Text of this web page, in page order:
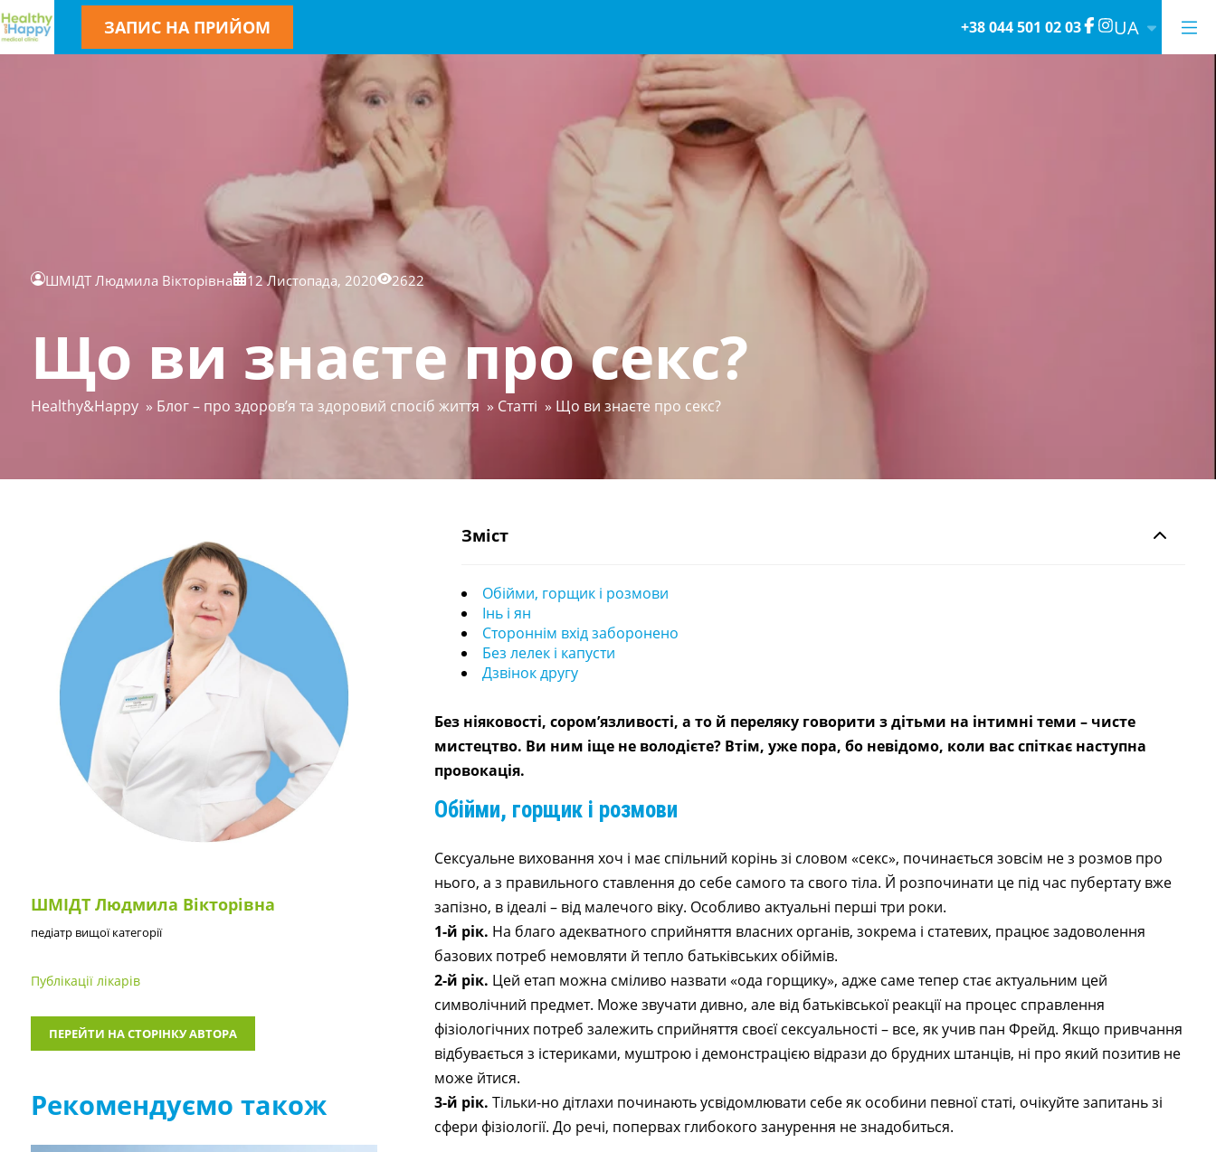
ЗАПИС НА ПРИЙОМ +38 044 501 02 03 UA
ШМІДТ Людмила Вікторівна 12 Листопада, 2020 2622
Що ви знаєте про секс?
Healthy&Happy » Блог – про здоров’я та здоровий спосіб життя » Статті » Що ви знаєте про секс?
ШМІДТ Людмила Вікторівна
педіатр вищої категорії
Публікації лікарів
ПЕРЕЙТИ НА СТОРІНКУ АВТОРА
Рекомендуємо також
Зміст
Обійми, горщик і розмови
Інь і ян
Стороннім вхід заборонено
Без лелек і капусти
Дзвінок другу
Без ніяковості, сором’язливості, а то й переляку говорити з дітьми на інтимні теми – чисте
мистецтво. Ви ним іще не володієте? Втім, уже пора, бо невідомо, коли вас спіткає наступна
провокація.
Обійми, горщик і розмови
Сексуальне виховання хоч і має спільний корінь зі словом «секс», починається зовсім не з розмов про
нього, а з правильного ставлення до себе самого та свого тіла. Й розпочинати це під час пубертату вже
запізно, в ідеалі – від малечого віку. Особливо актуальні перші три роки.
1-й рік. На благо адекватного сприйняття власних органів, зокрема і статевих, працює задоволення
базових потреб немовляти й тепло батьківських обіймів.
2-й рік. Цей етап можна сміливо назвати «ода горщику», адже саме тепер стає актуальним цей
символічний предмет. Може звучати дивно, але від батьківської реакції на процес справлення
фізіологічних потреб залежить сприйняття своєї сексуальності – все, як учив пан Фрейд. Якщо привчання
відбувається з істериками, муштрою і демонстрацією відрази до брудних штанців, ні про який позитив не
може йтися.
3-й рік. Тільки-но дітлахи починають усвідомлювати себе як особини певної статі, очікуйте запитань зі
сфери фізіології. До речі, попервах глибокого занурення не знадобиться.